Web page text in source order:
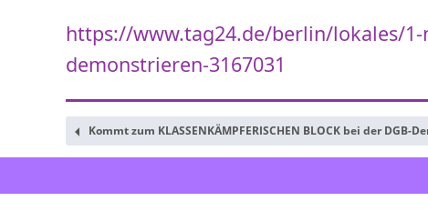
https://www.tag24.de/berlin/lokales/
demonstrieren-3167031
Kommt zum KLASSENKÄMPFERISCHEN BLOCK bei der DGB-